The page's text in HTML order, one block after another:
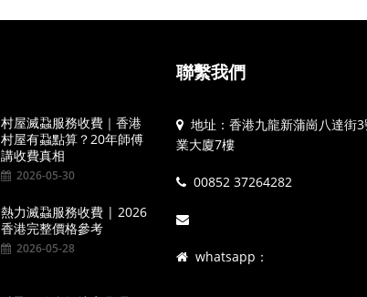
村屋滅蝨服務收費｜香港
村屋有蝨點算？20年師傅
講收費真相
2026-05-30
熱力滅蝨服務收費 | 2026
香港完整價格參考
2026-05-28
聯繫我們
地址：香港九龍新蒲崗八達街
業大廈7樓
00852 37264282
whatsapp：